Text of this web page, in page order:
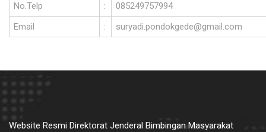
No.Telp
:
085249757994
Email
: suryadi.pondokgede@gmail.com
Website Resmi Direktorat Jenderal Bimbingan Masyarakat